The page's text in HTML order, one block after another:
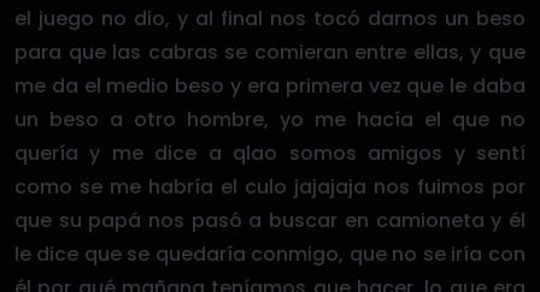
el juego no dio, y al final nos tocó darnos un beso
para que las cabras se comieran entre ellas, y que
me da el medio beso y era primera vez que le daba
un beso a otro hombre, yo me hacía el que no
quería y me dice a qlao somos amigos y sentí
como se me habría el culo jajajaja nos fuimos por
que su papá nos pasó a buscar en camioneta y él
le dice que se quedaría conmigo, que no se iría con